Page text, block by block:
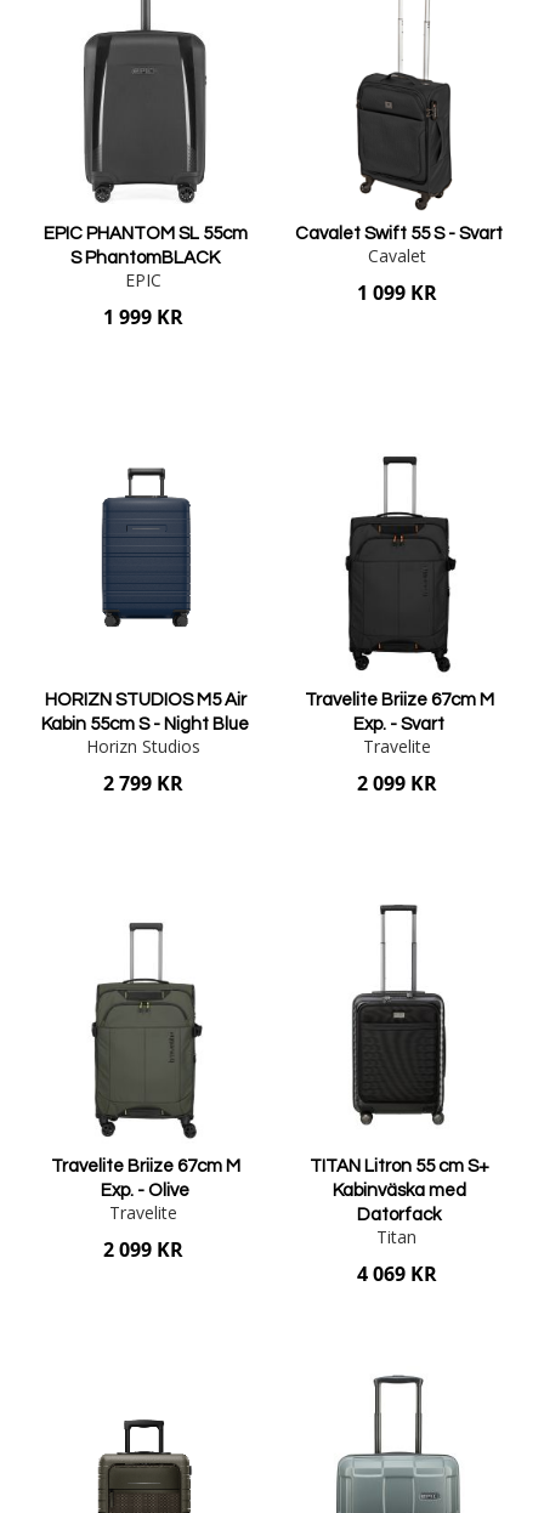
EPIC PHANTOM SL 55cm
S PhantomBLACK
EPIC
1 999 KR
Cavalet Swift 55 S - Svart
Cavalet
1 099 KR
HORIZN STUDIOS M5 Air
Kabin 55cm S - Night Blue
Horizn Studios
2 799 KR
Travelite Briize 67cm M
Exp. - Svart
Travelite
2 099 KR
Travelite Briize 67cm M
Exp. - Olive
Travelite
2 099 KR
TITAN Litron 55 cm S+
Kabinväska med
Datorfack
Titan
4 069 KR